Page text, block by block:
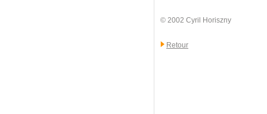
© 2002 Cyril Horiszny
Retour